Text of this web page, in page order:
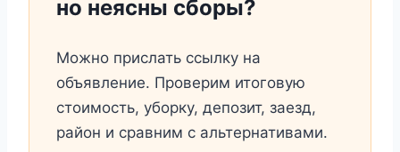
но неясны сборы?
Можно прислать ссылку на
объявление. Проверим итоговую
стоимость, уборку, депозит, заезд,
район и сравним с альтернативами.